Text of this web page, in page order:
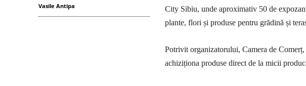
Vasile Antipa
City Sibiu, unde aproximativ 50 de
plante, flori și produse pentru grădină și
Potrivit organizatorului, Camera de
achiziționa produse direct de la micii